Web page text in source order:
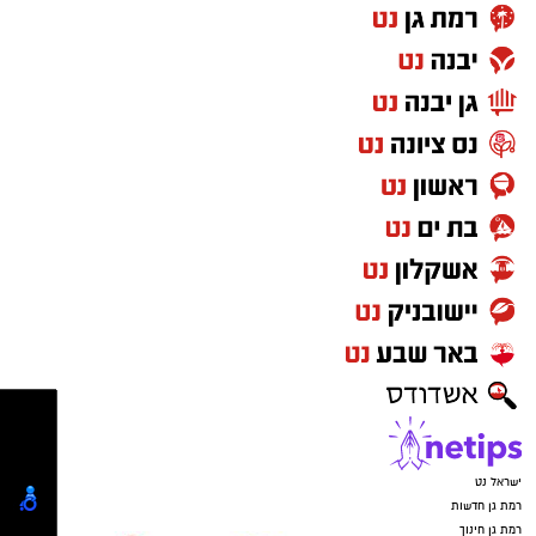
סמנכ”ל רפואה ושירותי הדם במד”א, ד”ר רפאל
סטרוגו, אמר: “מלאי הדם בישראל חייב להיות זמין
בכל רגע נתון. בתקופת הקיץ אנו חווים ירידה
משמעותית במספר תורמי הדם, בעוד שהצורך
במנות דם נמשך ללא הפסקה. כל מנת דם הנתרמת
היום עשויה להציל חיים כבר מחר.”
גם מנכ”ל מד”א, אלי בין, קרא לציבור להירתם: “דם
אי אפשר לייצר, אי אפשר לייבא ברגע האמת ואי
אפשר להחליף. התרומה של כל אחד ואחת יכולה
להיות ההבדל בין חיים למוות עבור חולה סרטן,
יולדת, פצוע קשה או ילד הזקוק לטיפול מציל
חיים.”
במד”א מזכירים כי תרומת דם אחת יכולה להציל
ישראל נט
רמת גן חדשות
רמת גן חינוך